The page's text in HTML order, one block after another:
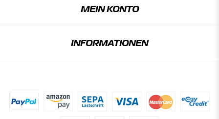
MEIN KONTO
INFORMATIONEN